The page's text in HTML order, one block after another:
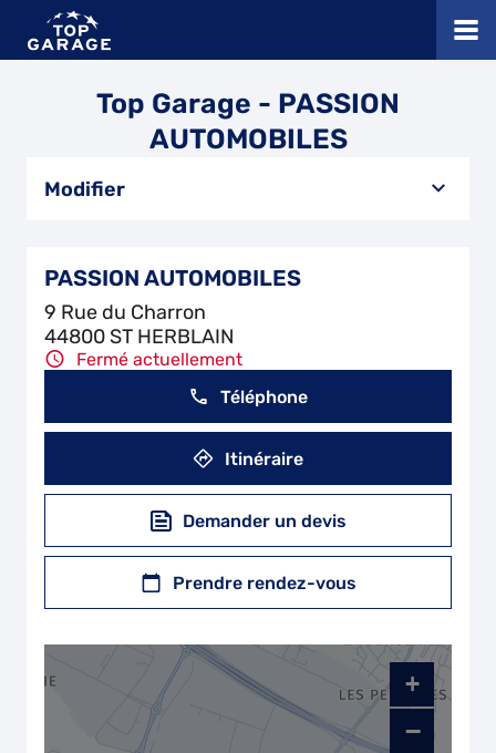
Top Garage - PASSION
AUTOMOBILES
Modifier
PASSION AUTOMOBILES
9 Rue du Charron
44800 ST HERBLAIN
Fermé actuellement
Téléphone
Itinéraire
Demander un devis
Prendre rendez-vous
+
−